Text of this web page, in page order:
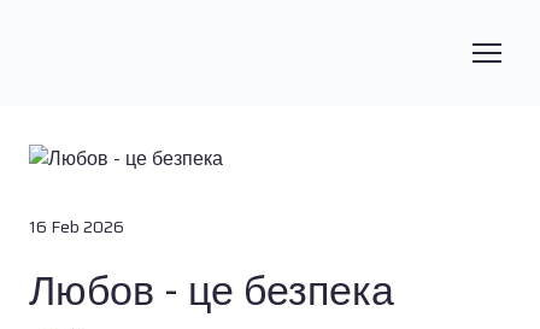
16 Feb 2026
Любов - це безпека